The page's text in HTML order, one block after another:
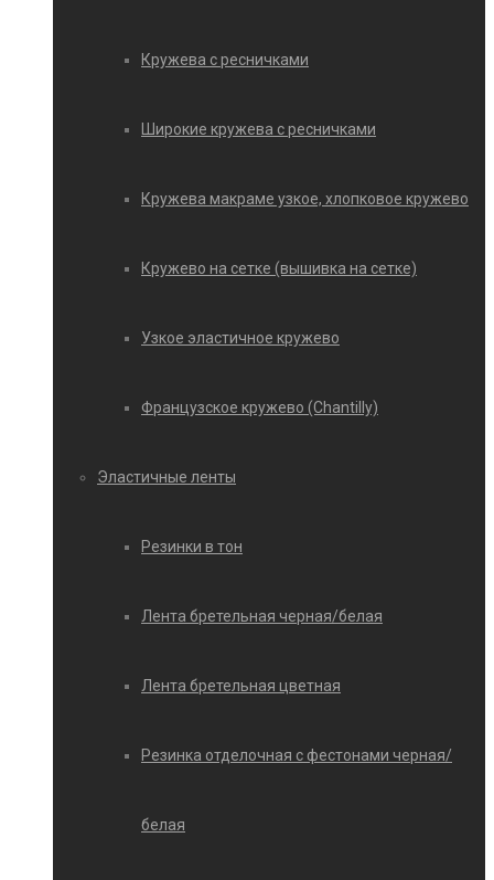
Кружева с ресничками
Широкие кружева с ресничками
Кружева макраме узкое, хлопковое кружево
Кружево на сетке (вышивка на сетке)
Узкое эластичное кружево
Французское кружево (Chantilly)
Эластичные ленты
Резинки в тон
Лента бретельная черная/белая
Лента бретельная цветная
Резинка отделочная с фестонами черная/
белая